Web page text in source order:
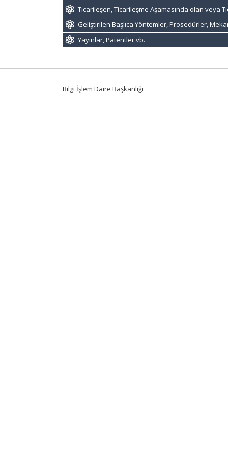
Ticarileşen, Ticarileşme Aşamasında olan veya
Geliştirilen Başlıca Yöntemler, Prosedürler,
Yayınlar, Patentler vb.
Bilgi İşlem Daire Başkanlığı